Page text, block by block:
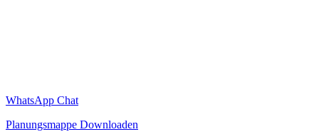
WhatsApp Chat
Planungsmappe Downloaden